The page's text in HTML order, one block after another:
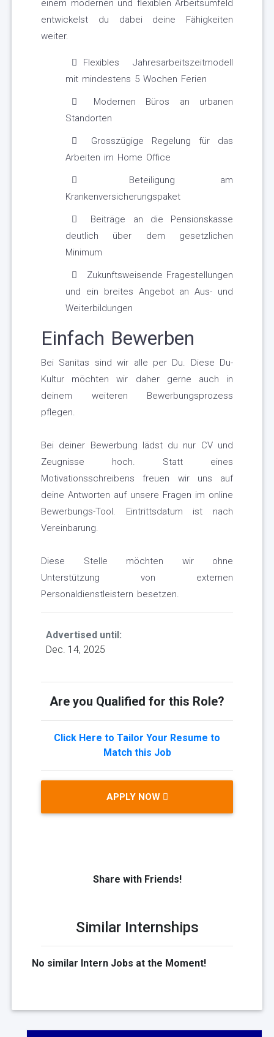
einem modernen und flexiblen Arbeitsumfeld
entwickelst du dabei deine Fähigkeiten
weiter.
Flexibles Jahresarbeitszeitmodell
mit mindestens 5 Wochen Ferien
Modernen Büros an urbanen
Standorten
Grosszügige Regelung für das
Arbeiten im Home Office
Beteiligung am
Krankenversicherungspaket
Beiträge an die Pensionskasse
deutlich über dem gesetzlichen
Minimum
Zukunftsweisende Fragestellungen
und ein breites Angebot an Aus- und
Weiterbildungen
Einfach Bewerben
Bei Sanitas sind wir alle per Du. Diese Du-
Kultur möchten wir daher gerne auch in
deinem weiteren Bewerbungsprozess
pflegen.
Bei deiner Bewerbung lädst du nur CV und
Zeugnisse hoch. Statt eines
Motivationsschreibens freuen wir uns auf
deine Antworten auf unsere Fragen im online
Bewerbungs-Tool. Eintrittsdatum ist nach
Vereinbarung.
Diese Stelle möchten wir ohne
Unterstützung von externen
Personaldienstleistern besetzen.
Advertised until:
Dec. 14, 2025
Are you Qualified for this Role?
Click Here to Tailor Your Resume to
Match this Job
APPLY NOW
Share with Friends!
Similar Internships
No similar Intern Jobs at the Moment!